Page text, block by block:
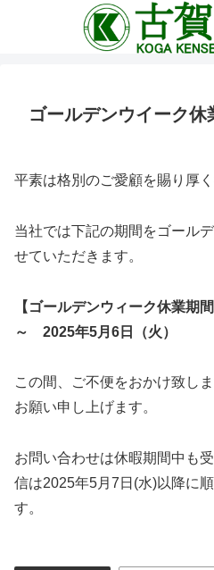
ゴールデンウイーク休
平素は格別のご愛顧を賜り厚
当社では下記の期間をゴール
せていただきます。
【ゴールデンウィーク休業期間
～ 2025年5月6日（火）
この間、ご不便をおかけ致し
お願い申し上げます。
お問い合わせは休暇期間中も
信は2025年5月7日(水)以降に
す。